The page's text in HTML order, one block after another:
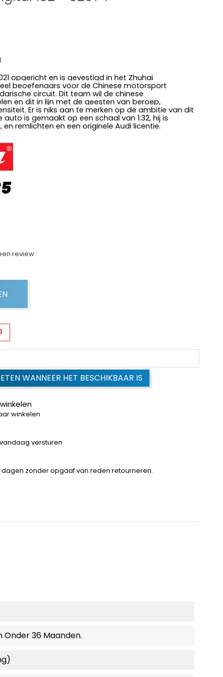
opgericht en is gevestigd in het Zhuhai
beoefenaars voor de Chinese motorsport
circuit. Dit team wil de chinese
en dit in lijn met de geesten van beroep,
Er is niks aan te merken op de ambitie van dit
auto is gemaakt op een schaal van 1:32, hij is
remlichten en een originele Audi licentie.
review
WANNEER HET BESCHIKBAAR IS
winkelen
versturen
dagen zonder opgaaf van reden retourneren.
Onder 36 Maanden.